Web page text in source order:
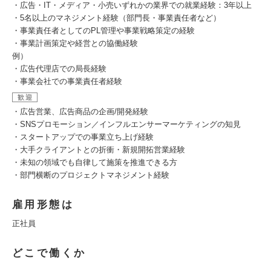
・広告・IT・メディア・小売いずれかの業界での就業経験：3年以上
・5名以上のマネジメント経験（部門長・事業責任者など）
・事業責任者としてのPL管理や事業戦略策定の経験
・事業計画策定や経営との協働経験
例）
・広告代理店での局長経験
・事業会社での事業責任者経験
歓迎
・広告営業、広告商品の企画/開発経験
・SNSプロモーション／インフルエンサーマーケティングの知見
・スタートアップでの事業立ち上げ経験
・大手クライアントとの折衝・新規開拓営業経験
・未知の領域でも自律して施策を推進できる方
・部門横断のプロジェクトマネジメント経験
雇用形態は
正社員
どこで働くか